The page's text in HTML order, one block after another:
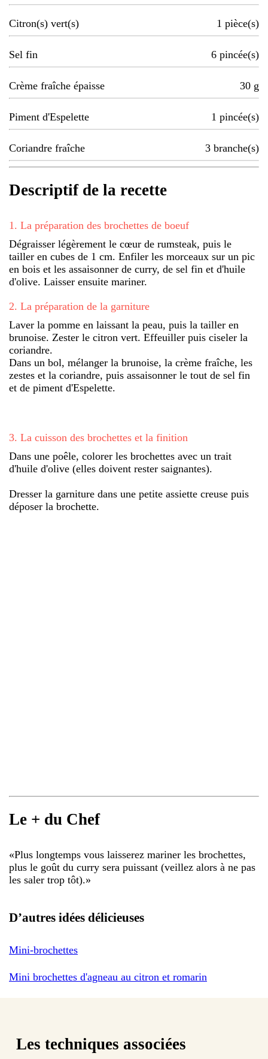
Citron(s) vert(s) 1 pièce(s)
Sel fin 6 pincée(s)
Crème fraîche épaisse 30 g
Piment d'Espelette 1 pincée(s)
Coriandre fraîche 3 branche(s)
Descriptif de la recette
1 . La préparation des brochettes de boeuf
Dégraisser légèrement le cœur de rumsteak, puis le
tailler en cubes de 1 cm. Enfiler les morceaux sur un pic
en bois et les assaisonner de curry, de sel fin et d'huile
d'olive. Laisser ensuite mariner.
2. La préparation de la garniture
Laver la pomme en laissant la peau, puis la tailler en
brunoise. Zester le citron vert. Effeuiller puis ciseler la
coriandre.
Dans un bol, mélanger la brunoise, la crème fraîche, les
zestes et la coriandre, puis assaisonner le tout de sel fin
et de piment d'Espelette.
3. La cuisson des brochettes et la finition
Dans une poêle, colorer les brochettes avec un trait
d'huile d'olive (elles doivent rester saignantes).
Dresser la garniture dans une petite assiette creuse puis
déposer la brochette.
Le + du Chef
«Plus longtemps vous laisserez mariner les brochettes,
plus le goût du curry sera puissant (veillez alors à ne pas
les saler trop tôt).»
D’autres idées délicieuses
Mini-brochettes
Mini brochettes d'agneau au citron et romarin
Les techniques associées